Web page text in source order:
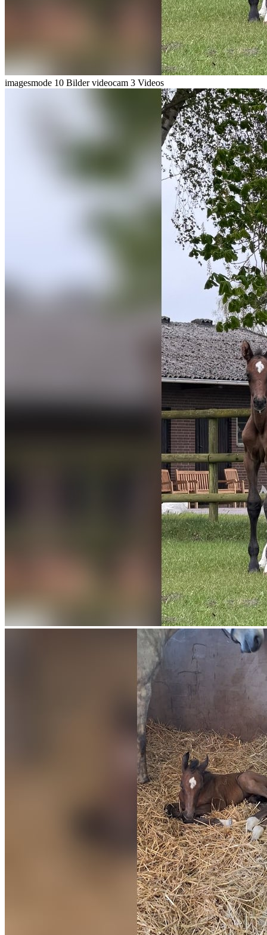
imagesmode 10 Bilder videocam 3 Videos